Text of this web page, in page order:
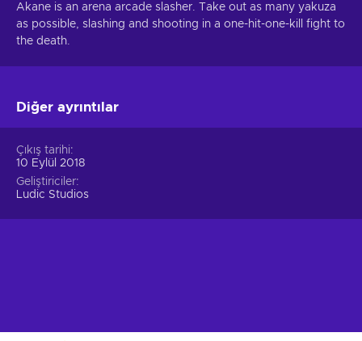
Akane is an arena arcade slasher. Take out as many yakuza
as possible, slashing and shooting in a one-hit-one-kill fight to
the death.
Diğer ayrıntılar
Çıkış tarihi
10 Eylül 2018
Geliştiriciler
Ludic Studios